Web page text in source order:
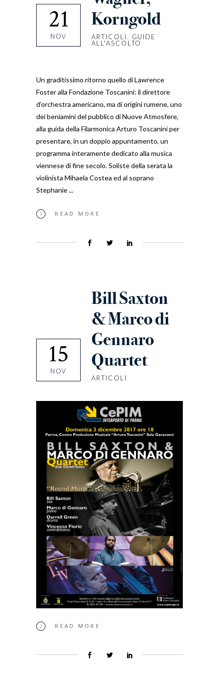
21
NOV
Korngold
ARTICOLI
GUIDE
ALL'ASCOLTO
Un graditissimo ritorno quello di Lawrence
Foster alla Fondazione Toscanini: il direttore
d’orchestra americano, ma di origini rumene, uno
dei beniamini del pubblico di Nuove Atmosfere,
alla guida della Filarmonica Arturo Toscanini per
presentare, in un doppio appuntamento, un
programma interamente dedicato alla musica
viennese di fine secolo. Soliste della serata la
violinista Mihaela Costea ed al soprano
Stephanie
READ MORE
15
NOV
Bill Saxton
& Marco di
Gennaro
Quartet
ARTICOLI
READ MORE